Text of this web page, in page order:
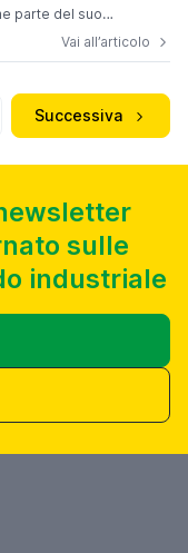
parte del suo
espansione, tra cui il
generazione,
servo motore-
di azionamento
Vai all’articolo
Successiva
sulle
industriale